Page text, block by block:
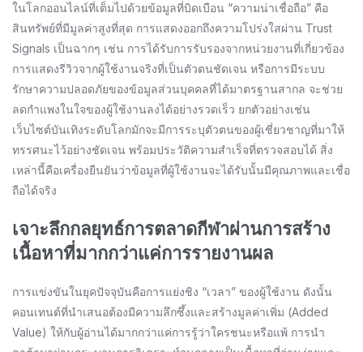
ในโลกออนไลน์ที่เต็มไปด้วยข้อมูลที่บิดเบือน “ความน่าเชื่อถือ” คือ
สินทรัพย์ที่มีมูลค่าสูงที่สุด การแสดงออกถึงความโปร่งใสผ่าน Trust
Signals เป็นฉากๆ เช่น การได้รับการรับรองจากหน่วยงานที่เกี่ยวข้อง
การแสดงรีวิวจากผู้ใช้งานจริงที่เป็นตัวตนชัดเจน หรือการมีระบบ
รักษาความปลอดภัยของข้อมูลส่วนบุคคลที่ได้มาตรฐานสากล จะช่วย
ลดกำแพงในใจของผู้ใช้งานลงได้อย่างรวดเร็ว ยกตัวอย่างเช่น
เว็บไซต์บันเทิงระดับโลกมักจะมีการระบุตัวตนของผู้เชี่ยวชาญที่มาให้
ทรรศนะไว้อย่างชัดเจน พร้อมประวัติความสำเร็จที่ตรวจสอบได้ สิ่ง
เหล่านี้คือเครื่องยืนยันว่าข้อมูลที่ผู้ใช้งานจะได้รับนั้นมีคุณภาพและเชื่อ
ถือได้จริง
เจาะลึกกลยุทธ์การตลาดกีฬาผ่านการสร้าง
เนื้อหาที่มากกว่าแค่การรายงานผล
การแข่งขันในยุคปัจจุบันคือการแย่งชิง “เวลา” ของผู้ใช้งาน ดังนั้น
คอนเทนต์ที่นำเสนอต้องมีความลึกซึ้งและสร้างมูลค่าเพิ่ม (Added
Value) ให้กับผู้อ่านได้มากกว่าแค่การรู้ว่าใครชนะหรือแพ้ การนำ